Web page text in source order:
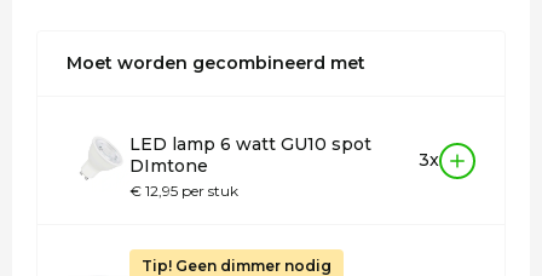
Moet worden gecombineerd met
LED lamp 6 watt GU10 spot
DImtone
€ 12,95 per stuk
3x
Tip! Geen dimmer nodig